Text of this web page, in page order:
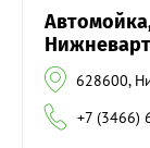
628600,
+7 (3466)